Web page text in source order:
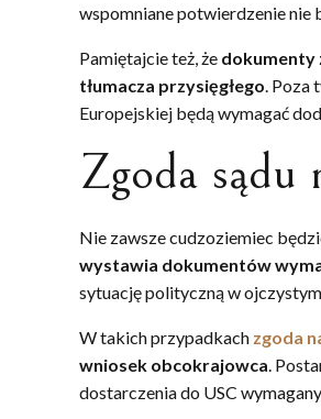
wspomniane potwierdzenie nie
Pamiętajcie też, że dokumenty
tłumacza przysięgłego. Poza
Europejskiej będą wymagać
Zgoda sądu
Nie zawsze cudzoziemiec
wystawia dokumentów
sytuację polityczną w
W takich przypadkach zgoda
wniosek obcokrajowca.
dostarczenia do USC